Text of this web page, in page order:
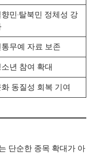
향민·탈북민 정체성 강
통무예 자료 보존
소년 참여 확대
화 동질성 회복 기여
단순한 종목 확대가 아